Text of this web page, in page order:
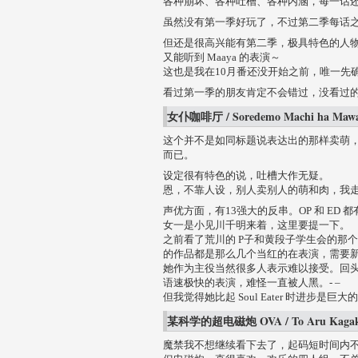
虽然没有第一季好玩了，不过第二季每话
但还是很高兴能有第二季，极具特色的人
又能听到 Maaya 的表演～
这也是我在10月番还没开始之前，唯一先
看过第一季的朋友肯定不会错过，没看过
女仆咖啡厅 / Soredemo Machi ha
这个并不是如同标题说表达出的那样卖萌
而已。
设定很有特色的说，吐槽大作无疑。
恩，不靠人设，别人卖别人的萌和肉，我
声优方面，有13强大的反串。OP 和 ED 都
女一是小见川千明来着，这里要提一下。
之前看了荒川的 P子和黄段子学生会的那
的作品都是那么几个当红的在表演，需要
她作为主役当然很多人表示难以接受。回
语速极快的表演，难怪一直被人黑。- –
但我觉得她比起 Soul Eater 时进步是巨大
某科学的超电磁炮 OVA / To Aru
魔禁我不想继续看下去了，起码短时间内